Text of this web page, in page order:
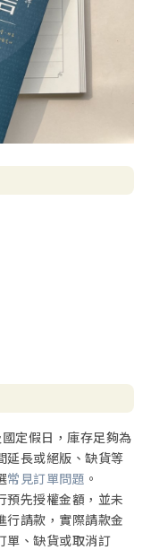
定假日，庫存足夠為
延長或絕版、缺貨等
常見訂單問題 。
預先授權金額，並未
行請款，實際請款金
單、缺貨或取消訂